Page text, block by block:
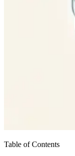
Table of Contents